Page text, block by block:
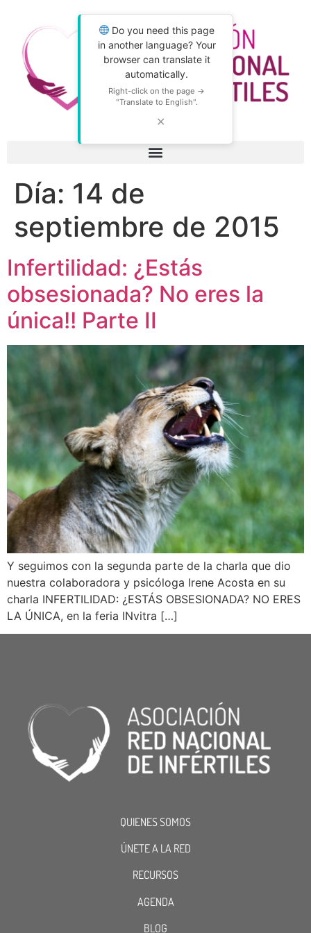
Do you need this page
in another language? Your
browser can translate it
automatically.
Right-click on the page →
"Translate to English".
✕
Día: 14 de
septiembre de 2015
Infertilidad: ¿Estás
obsesionada? No eres la
única!! Parte II
Y seguimos con la segunda parte de la charla que dio
nuestra colaboradora y psicóloga Irene Acosta en su
charla INFERTILIDAD: ¿ESTÁS OBSESIONADA? NO ERES
LA ÚNICA, en la feria INvitra […]
QUIENES SOMOS
ÚNETE A LA RED
RECURSOS
AGENDA
BLOG